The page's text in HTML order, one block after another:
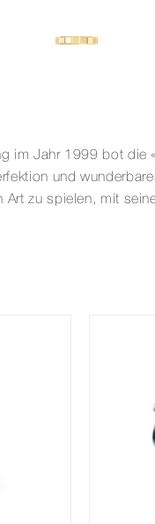
im Jahr 1999 bot die
und
Art zu spielen, mit